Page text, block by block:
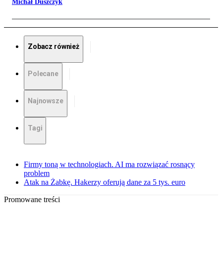
Michał Duszczyk
Zobacz również
Polecane
Najnowsze
Tagi
Firmy toną w technologiach. AI ma rozwiązać rosnący
problem
Atak na Żabkę. Hakerzy oferują dane za 5 tys. euro
Promowane treści